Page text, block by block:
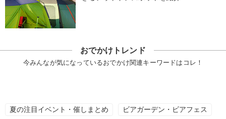
おでかけトレンド
今みんなが気になっているおでかけ関連キーワードはコレ！
夏の注目イベント・催しまとめ ビアガーデン・ビアフェス